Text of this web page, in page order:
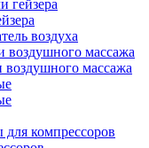
гейзера
воздуха
массажа
массажа
компрессоров